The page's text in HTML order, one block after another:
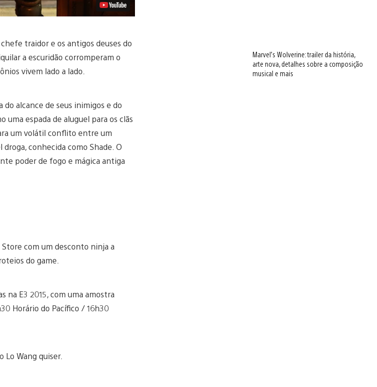
traidor e os antigos deuses do
a escuridão corromperam o
vivem lado a lado.
alcance de seus inimigos e do
espada de aluguel para os clãs
um volátil conflito entre um
conhecida como Shade. O
poder de fogo e mágica antiga
com um desconto ninja a
do game.
na E3 2015, com uma amostra
Horário do Pacífico / 16h30
Lo Wang quiser.
Marvel’s Wolverine: trailer da história,
arte nova, detalhes sobre a composição
musical e mais